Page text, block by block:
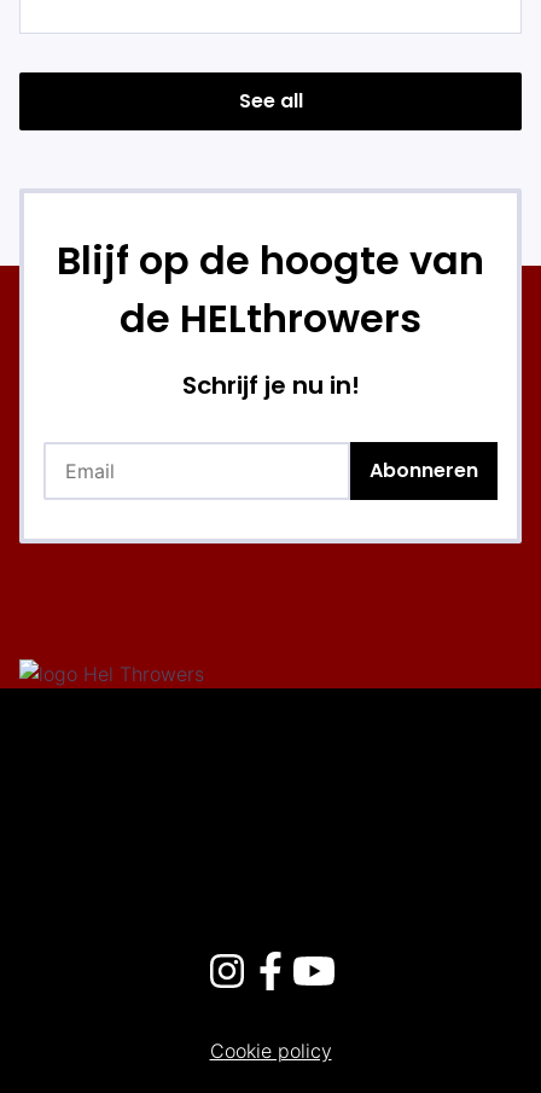
See all
Blijf op de hoogte van
de HELthrowers
Schrijf je nu in!
Abonneren
Cookie policy